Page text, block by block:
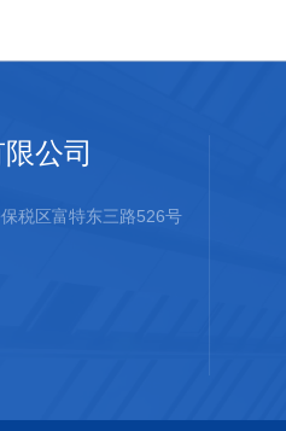
公司
税区富特东三路526号